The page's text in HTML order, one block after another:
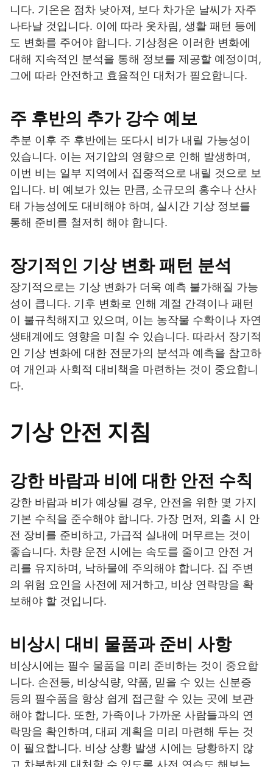
니다. 기온은 점차 낮아져, 보다 차가운 날씨가 자주
나타날 것입니다. 이에 따라 옷차림, 생활 패턴 등에
도 변화를 주어야 합니다. 기상청은 이러한 변화에
대해 지속적인 분석을 통해 정보를 제공할 예정이며,
그에 따라 안전하고 효율적인 대처가 필요합니다.
주 후반의 추가 강수 예보
추분 이후 주 후반에는 또다시 비가 내릴 가능성이
있습니다. 이는 저기압의 영향으로 인해 발생하며,
이번 비는 일부 지역에서 집중적으로 내릴 것으로 보
입니다. 비 예보가 있는 만큼, 소규모의 홍수나 산사
태 가능성에도 대비해야 하며, 실시간 기상 정보를
통해 준비를 철저히 해야 합니다.
장기적인 기상 변화 패턴 분석
장기적으로는 기상 변화가 더욱 예측 불가해질 가능
성이 큽니다. 기후 변화로 인해 계절 간격이나 패턴
이 불규칙해지고 있으며, 이는 농작물 수확이나 자연
생태계에도 영향을 미칠 수 있습니다. 따라서 장기적
인 기상 변화에 대한 전문가의 분석과 예측을 참고하
여 개인과 사회적 대비책을 마련하는 것이 중요합니
다.
기상 안전 지침
강한 바람과 비에 대한 안전 수칙
강한 바람과 비가 예상될 경우, 안전을 위한 몇 가지
기본 수칙을 준수해야 합니다. 가장 먼저, 외출 시 안
전 장비를 준비하고, 가급적 실내에 머무르는 것이
좋습니다. 차량 운전 시에는 속도를 줄이고 안전 거
리를 유지하며, 낙하물에 주의해야 합니다. 집 주변
의 위험 요인을 사전에 제거하고, 비상 연락망을 확
보해야 할 것입니다.
비상시 대비 물품과 준비 사항
비상시에는 필수 물품을 미리 준비하는 것이 중요합
니다. 손전등, 비상식량, 약품, 믿을 수 있는 신분증
등의 필수품을 항상 쉽게 접근할 수 있는 곳에 보관
해야 합니다. 또한, 가족이나 가까운 사람들과의 연
락망을 확인하며, 대피 계획을 미리 마련해 두는 것
이 필요합니다. 비상 상황 발생 시에는 당황하지 않
고 차분하게 대처할 수 있도록 사전 연습도 해보는